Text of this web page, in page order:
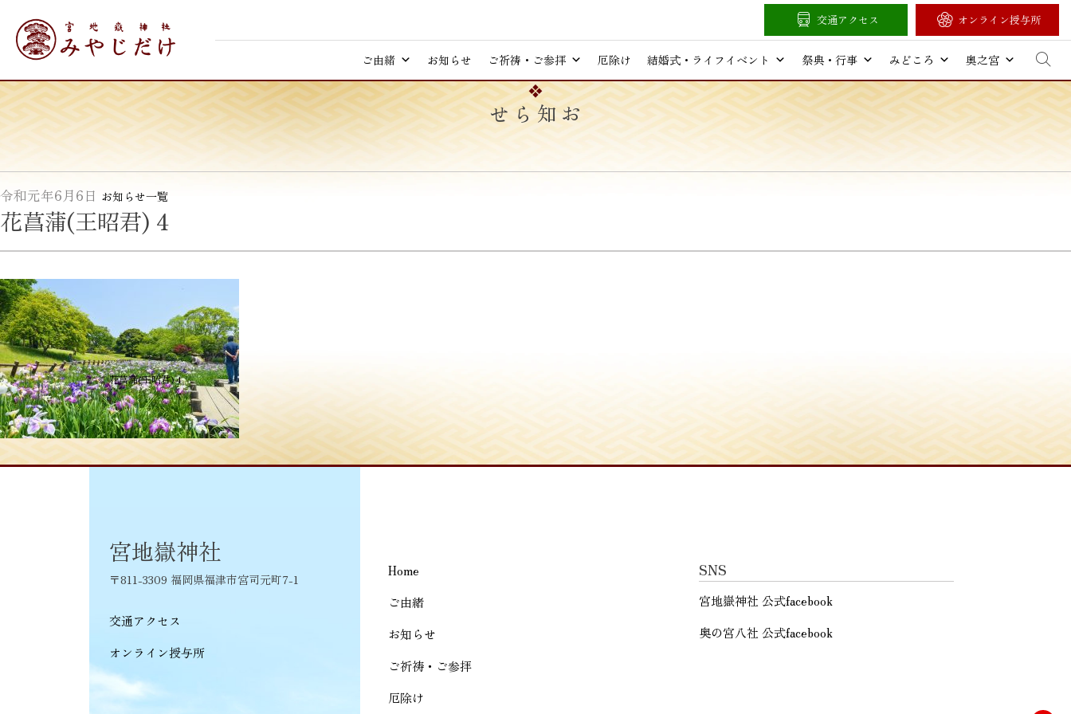
content
ご由緒 お知らせ ご祈祷・ご参拝 厄除け 結婚式・ライフイベント 祭典・行事 みどころ 奥之宮
交通アクセス オンライン授与所
お知らせ
令和元年6月6日 お知らせ一覧
花菖蒲(王昭君) 4
投
稿
ナ
ビ
シ
ョ
ン
≪花菖蒲(王昭君) 4
Home
ご由緒
お知らせ
ご祈祷・ご参拝
厄除け
SNS
宮地嶽神社 公式facebook
奥の宮八社 公式facebook
宮地嶽神社
〒811-3309 福岡県福津市宮司元町7-1
交通アクセス
オンライン授与所